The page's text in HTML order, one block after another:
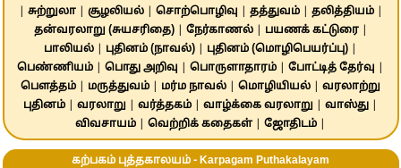
சுற்றுலா| சூழலியல்| சொற்பொழிவு தத்துவம்| தலித்தியம்|
தன்வரலாறு (சுயசரிதை)| நேர்காணல்| பயணக் கட்டுரை|
பாலியல்
புதினம் (நாவல்) புதினம் (மொழிபெயர்ப்பு)
பெண்ணியம்
பொது அறிவு பொருளாதாரம் போட்டித் தேர்வு
பௌத்தம்
மருத்துவம் மர்ம நாவல் மொழியியல்
வரலாற்று
புதினம்
வரலாறு வர்த்தகம் வாழ்க்கை வரலாறு வாஸ்து
விவசாயம்
வெற்றிக் கதைகள்| ஜோதிடம்
கற்பகம் புத்தகாலயம் - Karpagam Puthakalayam